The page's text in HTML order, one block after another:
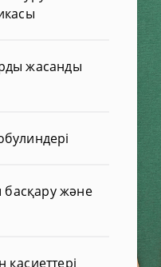
жасанды
және
қасиеттері